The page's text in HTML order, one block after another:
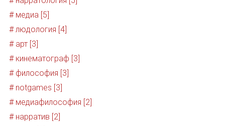
# медиа [5]
# людология [4]
# арт [3]
# кинематограф [3]
# философия [3]
# notgames [3]
# медиафилософия [2]
# нарратив [2]